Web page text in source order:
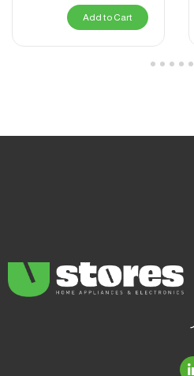
Add to Cart
1
2